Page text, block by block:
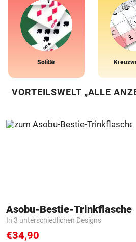
Solitär
VORTEILSWELT „ALLE
Asobu-Bestie-Trinkflasche
In 3 unterschiedlichen Designs
€34,90